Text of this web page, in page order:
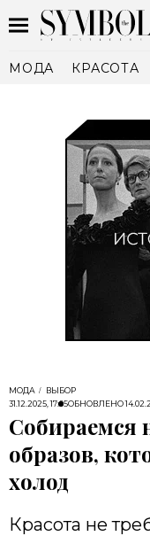
МОДА КРАСОТА
МОДА
ВЫБОР
31.12.2025, 17:05ОБНОВЛЕНО
Собираемся
образов,
холод
Красота не